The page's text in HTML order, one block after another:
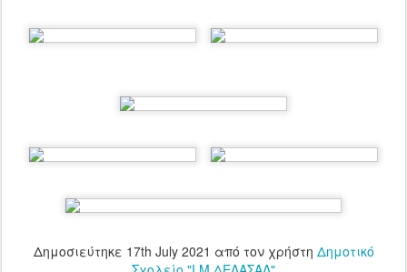
Δημοσιεύτηκε 17th July 2021 από τον χρήστη Δημοτικό